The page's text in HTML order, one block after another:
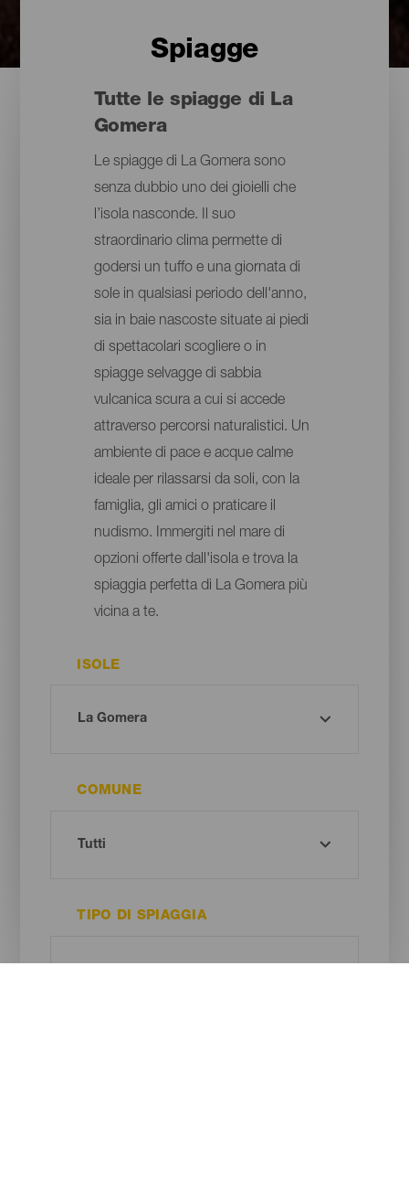
Spiagge
Tutte le spiagge di La
Gomera
Le spiagge di La Gomera sono
senza dubbio uno dei gioielli che
l’isola nasconde. Il suo
straordinario clima permette di
godersi un tuffo e una giornata di
sole in qualsiasi periodo dell'anno,
sia in baie nascoste situate ai piedi
di spettacolari scogliere o in
spiagge selvagge di sabbia
vulcanica scura a cui si accede
attraverso percorsi naturalistici. Un
ambiente di pace e acque calme
ideale per rilassarsi da soli, con la
famiglia, gli amici o praticare il
nudismo. Immergiti nel mare di
opzioni offerte dall'isola e trova la
spiaggia perfetta di La Gomera più
vicina a te.
ISOLE
COMUNE
TIPO DI SPIAGGIA